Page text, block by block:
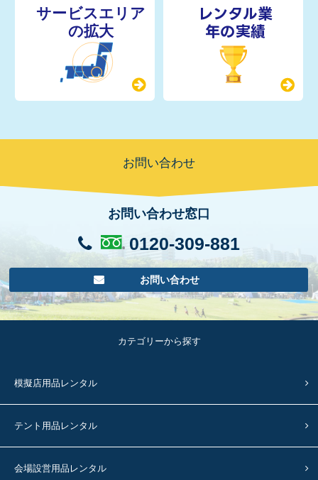
レンタル業
年の実績
お問い合わせ
お問い合わせ窓口
0120-309-881
お問い合わせ
カテゴリーから探す
模擬店用品レンタル
テント用品レンタル
会場設営用品レンタル